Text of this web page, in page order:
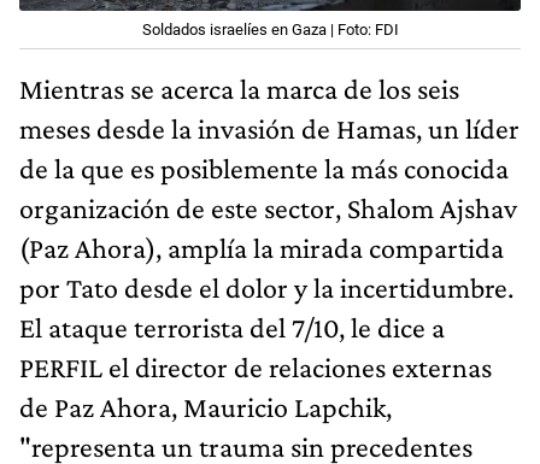
Soldados israelíes en Gaza | Foto: FDI
Mientras se acerca la marca de los seis
meses desde la invasión de Hamas, un líder
de la que es posiblemente la más conocida
organización de este sector, Shalom Ajshav
(Paz Ahora), amplía la mirada compartida
por Tato desde el dolor y la incertidumbre.
El ataque terrorista del 7/10, le dice a
PERFIL el director de relaciones externas
de Paz Ahora, Mauricio Lapchik,
"representa un trauma sin precedentes